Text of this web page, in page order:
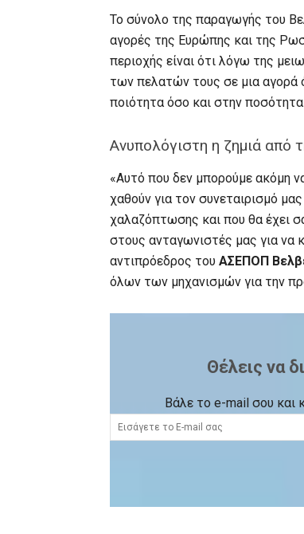
Το σύνολο της παραγωγής του
αγορές της Ευρώπης και της
περιοχής είναι ότι λόγω της
των πελατών τους σε μια αγορά
ποιότητα όσο και στην
Ανυπολόγιστη η ζημιά από
«Αυτό που δεν μπορούμε ακόμη
χαθούν για τον συνεταιρισμό
χαλαζόπτωσης και που θα έχει
στους ανταγωνιστές μας για να
αντιπρόεδρος του ΑΣΕΠΟΠ
όλων των μηχανισμών για την
Θέλεις να
Βάλε το e-mail σου και